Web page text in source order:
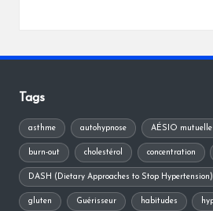
Tags
asthme autohypnose AÉSIO mutuelle
burn-out cholestérol concentration
DASH (Dietary Approaches to Stop Hypertension)
gluten Guérisseur habitudes